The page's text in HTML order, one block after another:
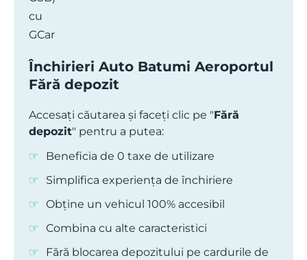
Închirieri Auto Batumi Aeroportul
Fără depozit
Accesați căutarea și faceți clic pe "Fără
depozit" pentru a putea:
Beneficia de 0 taxe de utilizare
Simplifica experiența de închiriere
Obține un vehicul 100% accesibil
Combina cu alte caracteristici
Fără blocarea depozitului pe cardurile de